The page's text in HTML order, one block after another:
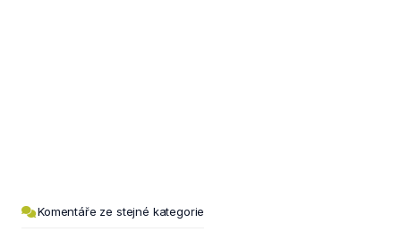
Komentáře ze stejné kategorie